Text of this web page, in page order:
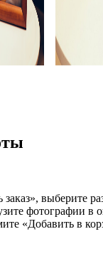
выберите
фотографии в
«Добавить в